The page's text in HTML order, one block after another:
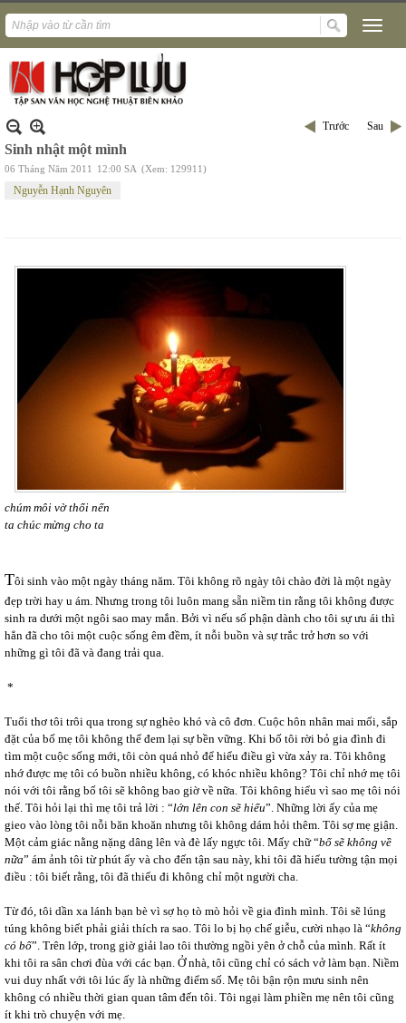
Trước Sau
Sinh nhật một mình
06 Tháng Năm 2011 12:00 SA (Xem: 129911)
Nguyễn Hạnh Nguyên
chúm môi vờ thổi nến
ta chúc mừng cho ta
Tôi sinh vào một ngày tháng năm. Tôi không rõ ngày tôi chào đời là một ngày
đẹp trời hay u ám. Nhưng trong tôi luôn mang sẵn niềm tin rằng tôi không được
sinh ra dưới một ngôi sao may mắn. Bởi vì nếu số phận dành cho tôi sự ưu ái thì
hẳn đã cho tôi một cuộc sống êm đềm, ít nỗi buồn và sự trắc trở hơn so với
những gì tôi đã và đang trải qua.
*
Tuổi thơ tôi trôi qua trong sự nghèo khó và cô đơn. Cuộc hôn nhân mai mối, sắp
đặt của bố mẹ tôi không thể đem lại sự bền vững. Khi bố tôi rời bỏ gia đình đi
tìm một cuộc sống mới, tôi còn quá nhỏ để hiểu điều gì vừa xảy ra. Tôi không
nhớ được mẹ tôi có buồn nhiều không, có khóc nhiều không? Tôi chỉ nhớ mẹ tôi
nói với tôi rằng bố tôi sẽ không bao giờ về nữa. Tôi không hiểu vì sao mẹ tôi nói
thế. Tôi hỏi lại thì mẹ tôi trả lời : “lớn lên con sẽ hiểu”. Những lời ấy của mẹ
gieo vào lòng tôi nỗi băn khoăn nhưng tôi không dám hỏi thêm. Tôi sợ mẹ giận.
Một cảm giác nằng nặng dâng lên và đè lấy ngực tôi. Mấy chữ “bố sẽ không về
nữa” ám ảnh tôi từ phút ấy và cho đến tận sau này, khi tôi đã hiểu tường tận mọi
điều : tôi biết rằng, tôi đã thiếu đi không chỉ một người cha.
Từ đó, tôi dần xa lánh bạn bè vì sợ họ tò mò hỏi về gia đình mình. Tôi sẽ lúng
túng không biết phải giải thích ra sao. Tôi lo bị họ chế giễu, cười nhạo là “không
có bố”. Trên lớp, trong giờ giải lao tôi thường ngồi yên ở chỗ của mình. Rất ít
khi tôi ra sân chơi đùa với các bạn. Ở nhà, tôi cũng chỉ có sách vở làm bạn. Niềm
vui duy nhất với tôi lúc ấy là những điểm số. Mẹ tôi bận rộn mưu sinh nên
không có nhiều thời gian quan tâm đến tôi. Tôi ngại làm phiền mẹ nên tôi cũng
ít khi trò chuyện với mẹ.